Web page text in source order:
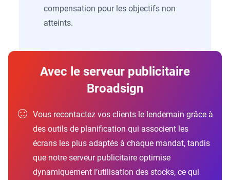
compensation pour les objectifs non
atteints.
Avec le serveur publicitaire
Broadsign
Vous recontactez vos clients le lendemain grâce à
des outils de planification qui associent les
écrans les plus adaptés à chaque mandat, tandis
que notre serveur publicitaire optimise
dynamiquement l’utilisation des stocks, ce qui